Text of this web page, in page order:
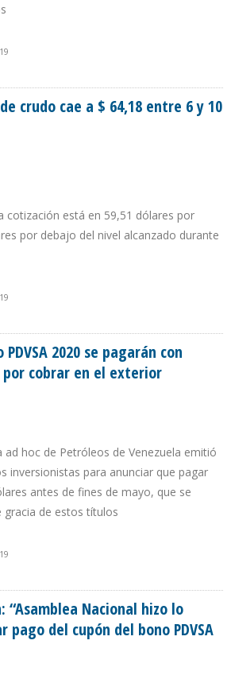
crudo cae a $ 64,18 entre 6 y 10
cotización está en 59,51 dólares por
por debajo del nivel alcanzado durante
2020 se pagarán con
cobrar en el exterior
ad hoc de Petróleos de Venezuela emitió
inversionistas para anunciar que pagar
antes de fines de mayo, que se
gracia de estos títulos
“Asamblea Nacional hizo lo
pago del cupón del bono PDVSA